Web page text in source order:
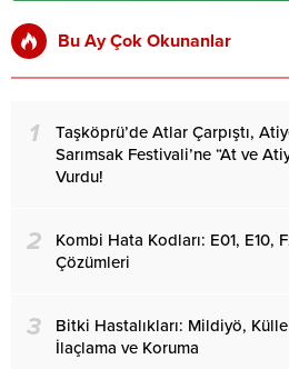
Bu Ay Çok Okunanlar
1
Taşköprü’de Atlar Çarpıştı,
Sarımsak Festivali’ne “At ve
Vurdu!
2
Kombi Hata Kodları: E01, E10,
Çözümleri
3
Bitki Hastalıkları: Mildiyö,
İlaçlama ve Koruma